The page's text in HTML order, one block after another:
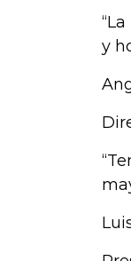
y